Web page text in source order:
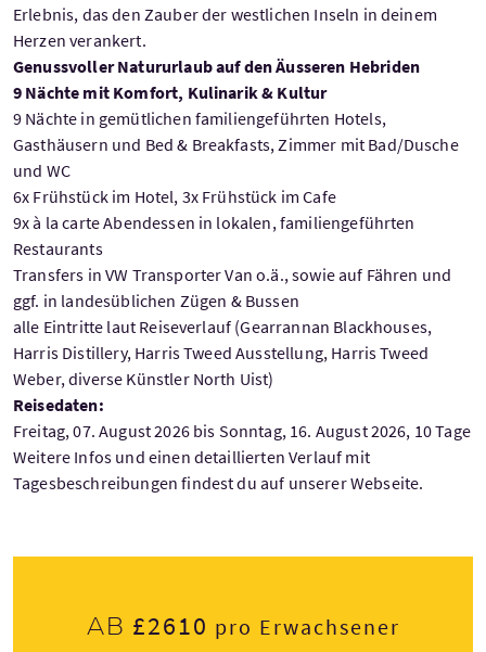
Erlebnis, das den Zauber der westlichen Inseln in deinem
Herzen verankert.
Genussvoller Natururlaub auf den Äusseren Hebriden
9 Nächte mit Komfort, Kulinarik & Kultur
9 Nächte in gemütlichen familiengeführten Hotels,
Gasthäusern und Bed & Breakfasts, Zimmer mit Bad/Dusche
und WC
6x Frühstück im Hotel, 3x Frühstück im Cafe
9x à la carte Abendessen in lokalen, familiengeführten
Restaurants
Transfers in VW Transporter Van o.ä., sowie auf Fähren und
ggf. in landesüblichen Zügen & Bussen
alle Eintritte laut Reiseverlauf (Gearrannan Blackhouses,
Harris Distillery, Harris Tweed Ausstellung, Harris Tweed
Weber, diverse Künstler North Uist)
Reisedaten:
Freitag, 07. August 2026 bis Sonntag, 16. August 2026, 10 Tage
Weitere Infos und einen detaillierten Verlauf mit
Tagesbeschreibungen findest du auf unserer Webseite.
Ab £2610 pro Erwachsener